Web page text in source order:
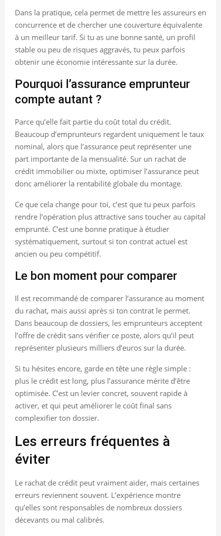
Dans la pratique, cela permet de mettre les assureurs en
concurrence et de chercher une couverture équivalente
à un meilleur tarif. Si tu as une bonne santé, un profil
stable ou peu de risques aggravés, tu peux parfois
obtenir une économie intéressante sur la durée.
Pourquoi l’assurance emprunteur
compte autant ?
Parce qu’elle fait partie du coût total du crédit.
Beaucoup d’emprunteurs regardent uniquement le taux
nominal, alors que l’assurance peut représenter une
part importante de la mensualité. Sur un rachat de
crédit immobilier ou mixte, optimiser l’assurance peut
donc améliorer la rentabilité globale du montage.
Ce que cela change pour toi, c’est que tu peux parfois
rendre l’opération plus attractive sans toucher au capital
emprunté. C’est une bonne pratique à étudier
systématiquement, surtout si ton contrat actuel est
ancien ou peu compétitif.
Le bon moment pour comparer
Il est recommandé de comparer l’assurance au moment
du rachat, mais aussi après si ton contrat le permet.
Dans beaucoup de dossiers, les emprunteurs acceptent
l’offre de crédit sans vérifier ce poste, alors qu’il peut
représenter plusieurs milliers d’euros sur la durée.
Si tu hésites encore, garde en tête une règle simple :
plus le crédit est long, plus l’assurance mérite d’être
optimisée. C’est un levier concret, souvent rapide à
activer, et qui peut améliorer le coût final sans
complexifier ton dossier.
Les erreurs fréquentes à
éviter
Le rachat de crédit peut vraiment aider, mais certaines
erreurs reviennent souvent. L’expérience montre
qu’elles sont responsables de nombreux dossiers
décevants ou mal calibrés.